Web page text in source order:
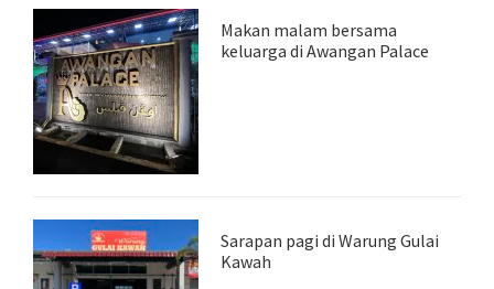
Makan malam bersama
keluarga di Awangan Palace
Sarapan pagi di Warung Gulai
Kawah